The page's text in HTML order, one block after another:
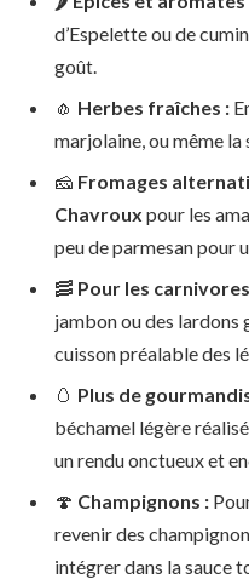
d’Espelette ou de
goût.
🧄 Herbes fraîches :
marjolaine, ou même
🧀 Fromages
Chavroux pour les
peu de parmesan pour
🥓 Pour les
jambon ou des lardons
cuisson préalable des
🥚 Plus de
béchamel légère
un rendu onctueux et
🍄 Champignons :
revenir des
intégrer dans la sauce